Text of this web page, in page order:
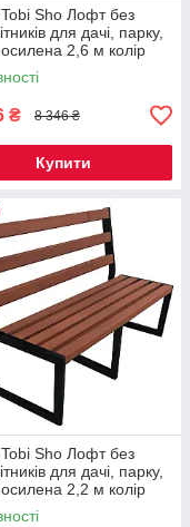
Sho Лофт без
для дачі, парку,
2,6 м колір
₴ 8 346 ₴
Купити
Sho Лофт без
для дачі, парку,
2,2 м колір